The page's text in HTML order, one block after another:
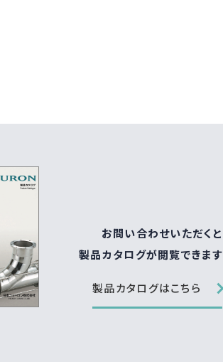
お問い合わせいただくと
製品カタログが閲覧できます
製品カタログはこちら